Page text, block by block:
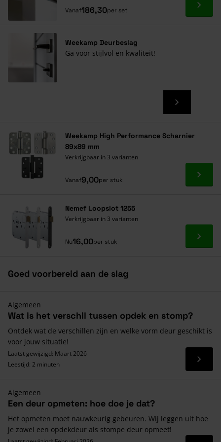
Vanaf186,30per set Ga
Weekamp Deurbeslag
Ga voor stijlvol en kwaliteit!
Weekamp High Performance Scharnier
89x89 mm
Verkrijgbaar in 3 varianten
Vanaf9,00per stuk Ga
Nemef Loopslot 1255
Verkrijgbaar in 3 varianten
Nu16,00per stuk Ga
Goed voorbereid aan de slag
Algemeen
Wat is het verschil tussen opdek en stomp?
Ontdek wat de verschillen zijn en welke vorm deur geschikt is
voor jouw situatie!
Laatst gewijzigd: Maart 2026
Leestijd: 2 minuten
Lees
Algemeen
Een deur opmeten: hoe doe je dat?
Het opmeten moet nauwkeurig gebeuren. Wij leggen uit hoe
je zowel een opdekdeur als stompe deur opmeet!